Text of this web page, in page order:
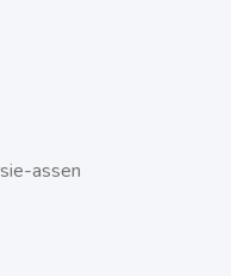
assen